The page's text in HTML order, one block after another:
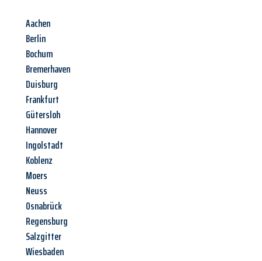
Aachen
Berlin
Bochum
Bremerhaven
Duisburg
Frankfurt
Gütersloh
Hannover
Ingolstadt
Koblenz
Moers
Neuss
Osnabrück
Regensburg
Salzgitter
Wiesbaden